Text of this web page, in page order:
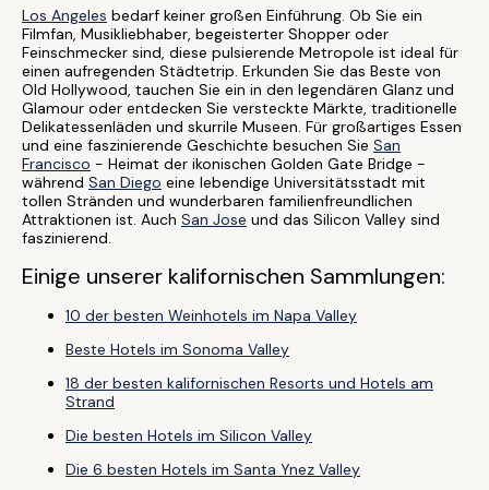
Los Angeles bedarf keiner großen Einführung. Ob Sie ein
Filmfan, Musikliebhaber, begeisterter Shopper oder
Feinschmecker sind, diese pulsierende Metropole ist ideal für
einen aufregenden Städtetrip. Erkunden Sie das Beste von
Old Hollywood, tauchen Sie ein in den legendären Glanz und
Glamour oder entdecken Sie versteckte Märkte, traditionelle
Delikatessenläden und skurrile Museen. Für großartiges Essen
und eine faszinierende Geschichte besuchen Sie San
Francisco - Heimat der ikonischen Golden Gate Bridge -
während San Diego eine lebendige Universitätsstadt mit
tollen Stränden und wunderbaren familienfreundlichen
Attraktionen ist. Auch San Jose und das Silicon Valley sind
faszinierend.
Einige unserer kalifornischen Sammlungen:
10 der besten Weinhotels im Napa Valley
Beste Hotels im Sonoma Valley
18 der besten kalifornischen Resorts und Hotels am
Strand
Die besten Hotels im Silicon Valley
Die 6 besten Hotels im Santa Ynez Valley